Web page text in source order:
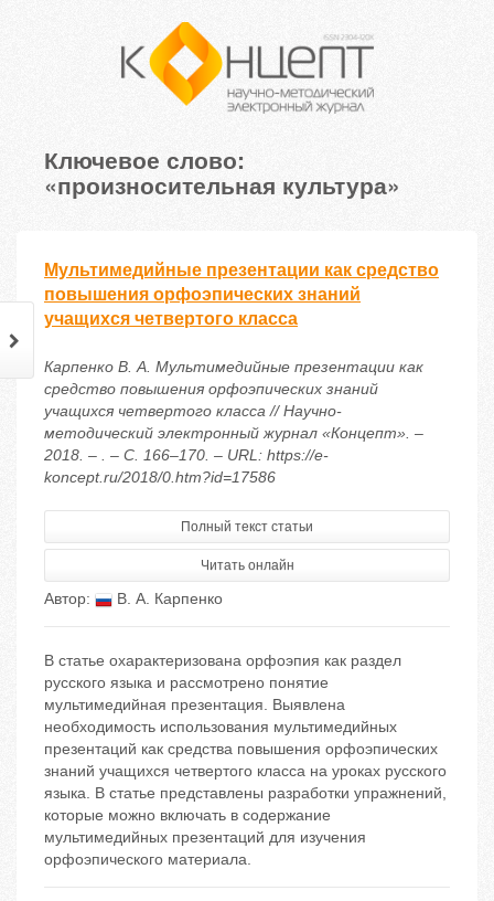
Ключевое слово:
«произносительная культура»
Мультимедийные презентации как средство
повышения орфоэпических знаний
учащихся четвертого класса
Карпенко В. А. Мультимедийные презентации как
средство повышения орфоэпических знаний
учащихся четвертого класса // Научно-
методический электронный журнал «Концепт». –
2018. – . – С. 166–170. – URL: https://e-
koncept.ru/2018/0.htm?id=17586
Полный текст статьи
Читать онлайн
Автор: В. А. Карпенко
В статье охарактеризована орфоэпия как раздел
русского языка и рассмотрено понятие
мультимедийная презентация. Выявлена
необходимость использования мультимедийных
презентаций как средства повышения орфоэпических
знаний учащихся четвертого класса на уроках русского
языка. В статье представлены разработки упражнений,
которые можно включать в содержание
мультимедийных презентаций для изучения
орфоэпического материала.